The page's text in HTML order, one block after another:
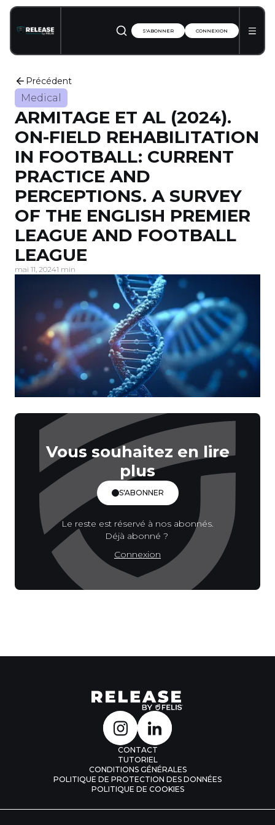
S'ABONNER CONNEXION
Précédent
Medical
ARMITAGE ET AL (2024).
ON-FIELD REHABILITATION
IN FOOTBALL: CURRENT
PRACTICE AND
PERCEPTIONS. A SURVEY
OF THE ENGLISH PREMIER
LEAGUE AND FOOTBALL
LEAGUE
mai 11, 20241 min
Vous souhaitez en lire
plus
S'ABONNER
Le reste est réservé à nos abonnés.
Déjà abonné ?
Connexion
CONTACT
TUTORIEL
CONDITIONS GÉNÉRALES
POLITIQUE DE PROTECTION DES DONNÉES
POLITIQUE DE COOKIES